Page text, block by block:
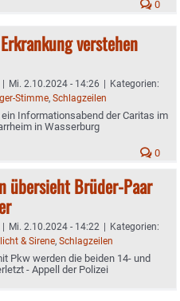
0
verstehen
| Mi. 2.10.2024 - 14:26 | Kategorien:
Stimme, Schlagzeilen
Informationsabend der Caritas im
in Wasserburg
0
übersieht Brüder-Paar
| Mi. 2.10.2024 - 14:22 | Kategorien:
& Sirene, Schlagzeilen
Pkw werden die beiden 14- und
- Appell der Polizei